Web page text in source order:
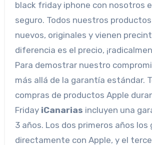
black friday iphone con nosotros
seguro. Todos nuestros
nuevos, originales y vienen
diferencia es el precio,
Para demostrar nuestro
más allá de la garantía estándar.
compras de productos Apple
Friday iCanarias incluyen una
3 años. Los dos primeros años los
directamente con Apple, y el